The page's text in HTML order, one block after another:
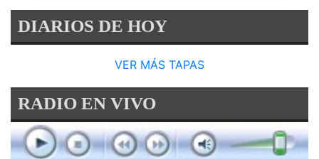
DIARIOS DE HOY
VER MÁS TAPAS
RADIO EN VIVO